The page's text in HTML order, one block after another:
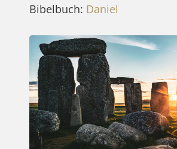
Bibelbuch: Daniel